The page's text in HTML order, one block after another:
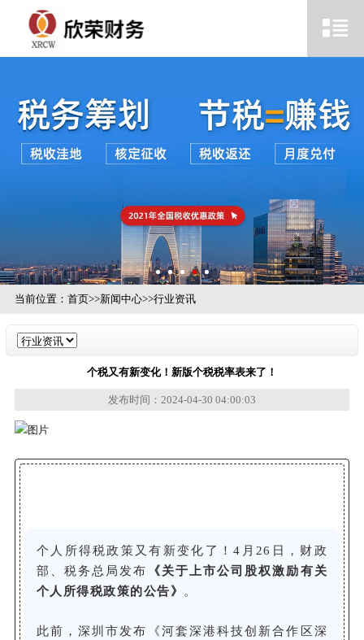
当前位置： 首页>>新闻中心>>行业资讯
个税又有新变化！新版个税税率表来了！
发布时间：2024-04-30 04:00:03
个人所得税政策又有新变化了！4月26日，财政
部、税务总局发布
《关于上市公司股权激励有关
个人所得税政策的公告》 。
此前，深圳市发布《河套深港科技创新合作区深